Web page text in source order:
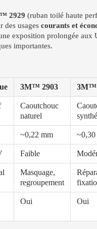
2929 (ruban toilé haute
des usages courants et
exposition prolongée aux
importantes.
3M™ 2903 3M™
Caoutchouc
naturel
~0,22 mm ~0,30
Faible
Masquage,
regroupement
Oui Oui